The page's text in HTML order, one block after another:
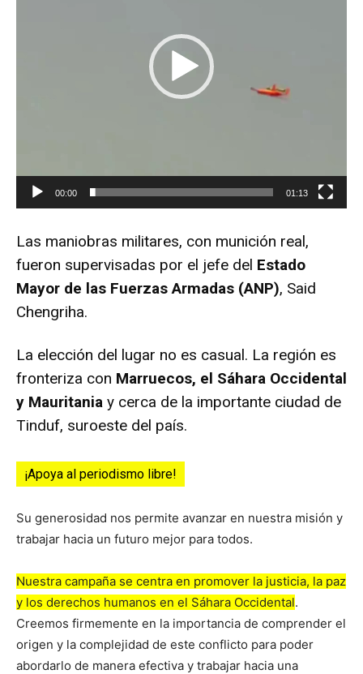
e
d
e
00:00 01:13
Las maniobras militares, con munición real,
fueron supervisadas por el jefe del Estado
Mayor de las Fuerzas Armadas (ANP), Said
Chengriha.
La elección del lugar no es casual. La región es
fronteriza con Marruecos, el Sáhara Occidental
y Mauritania y cerca de la importante ciudad de
Tinduf, suroeste del país.
¡Apoya al periodismo libre!
Su generosidad nos permite avanzar en nuestra misión y
trabajar hacia un futuro mejor para todos.
Nuestra campaña se centra en promover la justicia, la paz
y los derechos humanos en el Sáhara Occidental.
Creemos firmemente en la importancia de comprender el
origen y la complejidad de este conflicto para poder
abordarlo de manera efectiva y trabajar hacia una